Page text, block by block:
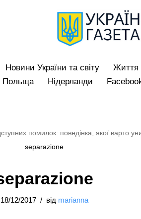
Hовини України та світу Життя
Польща Нідерланди
помилок: поведінка, якої варто
separazione
18/12/2017 від marianna